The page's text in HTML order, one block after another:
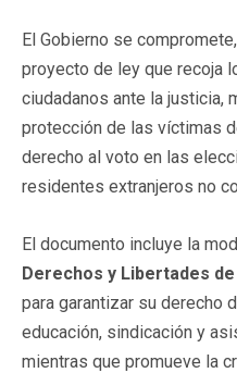
El Gobierno se
proyecto de ley que recoja
ciudadanos ante la justicia,
protección de las víctimas
derecho al voto en las
residentes extranjeros no
El documento incluye la
Derechos y Libertades
para garantizar su derecho
educación, sindicación y
mientras que promueve la